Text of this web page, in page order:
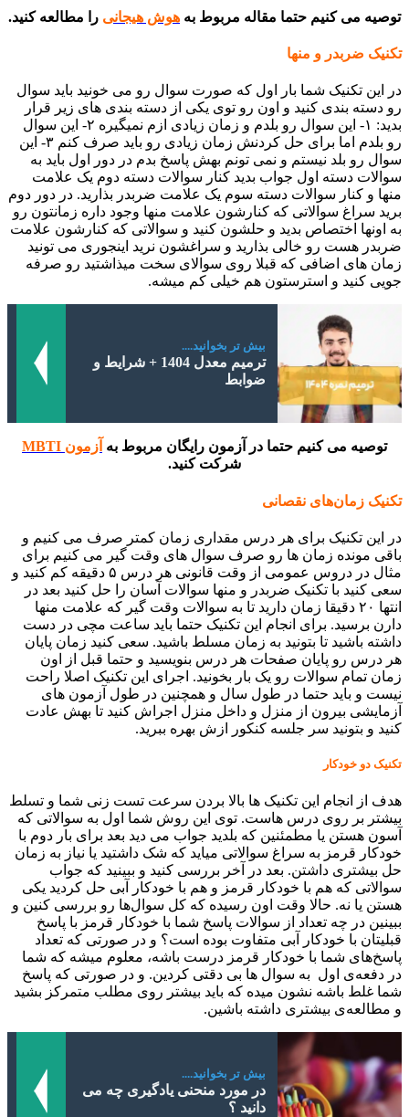
توصیه می کنیم حتما مقاله مربوط به هوش هیجانی را مطالعه کنید.
تکنیک ضربدر و منها
در این تکنیک شما بار اول که صورت سوال رو می خونید باید سوال
رو دسته بندی کنید و اون رو توی یکی از دسته بندی های زیر قرار
بدید: ۱- این سوال رو بلدم و زمان زیادی ازم نمیگیره ۲- این سوال
رو بلدم اما برای حل کردنش زمان زیادی رو باید صرف کنم ۳- این
سوال رو بلد نیستم و نمی تونم بهش پاسخ بدم در دور اول باید به
سوالات دسته اول جواب بدید کنار سوالات دسته دوم یک علامت
منها و کنار سوالات دسته سوم یک علامت ضربدر بذارید. در دور دوم
برید سراغ سوالاتی که کنارشون علامت منها وجود داره زمانتون رو
به اونها اختصاص بدید و حلشون کنید و سوالاتی که کنارشون علامت
ضربدر هست رو خالی بذارید و سراغشون نرید اینجوری می تونید
زمان های اضافی که قبلا روی سوالای سخت میذاشتید رو صرفه
جویی کنید و استرستون هم خیلی کم میشه.
بیش تر بخوانید....
ترمیم معدل 1404 + شرایط و
ضوابط
توصیه می کنیم حتما در آزمون رایگان مربوط به آزمون MBTI
شرکت کنید.
تکنیک زمان‌های نقصانی
در این تکنیک برای هر درس مقداری زمان کمتر صرف می کنیم و
باقی مونده زمان ها رو صرف سوال های وقت گیر می کنیم برای
مثال در دروس عمومی از وقت قانونی هر درس ۵ دقیقه کم کنید و
سعی کنید با تکنیک ضربدر و منها سوالات آسان را حل کنید بعد در
انتها ۲۰ دقیقا زمان دارید تا به سوالات وقت گیر که علامت منها
دارن برسید. برای انجام این تکنیک حتما باید ساعت مچی در دست
داشته باشید تا بتونید به زمان مسلط باشید. سعی کنید زمان پایان
هر درس رو پایان صفحات هر درس بنویسید و حتما قبل از اون
زمان تمام سوالات رو یک بار بخونید. اجرای این تکنیک اصلا راحت
نیست و باید حتما در طول سال و همچنین در طول آزمون های
آزمایشی بیرون از منزل و داخل منزل اجراش کنید تا بهش عادت
کنید و بتونید سر جلسه کنکور ازش بهره ببرید.
تکنیک دو خودکار
هدف از انجام این تکنیک ها بالا بردن سرعت تست زنی شما و تسلط
بیشتر بر روی درس هاست. توی این روش شما اول به سوالاتی که
آسون هستن یا مطمئنین که بلدید جواب می دید بعد برای بار دوم با
خودکار قرمز به سراغ سوالاتی میاید که شک داشتید یا نیاز به زمان
حل بیشتری داشتن. بعد در آخر بررسی کنید و ببینید که جواب
سوالاتی که هم با خودکار قرمز و هم با خودکار آبی حل کردید یکی
هستن یا نه. حالا وقت اون رسیده که کل ‌سوال‌ها رو بررسی کنین و
ببینین در چه تعداد از سوالات پاسخ شما با خودکار قرمز با پاسخ
قبلیتان با خودکار آبی متفاوت بوده است؟ و در صورتی که تعداد
پاسخ‌های شما با خودکار قرمز درست باشه، معلوم میشه که شما
در دفعه‌ی اول به سوال ها بی دقتی کردین. و در صورتی که پاسخ
شما غلط باشه نشون میده که باید بیشتر روی مطلب متمرکز بشید
و مطالعه‌ی بیشتری داشته باشین.
بیش تر بخوانید....
در مورد منحنی یادگیری چه می
دانید ؟